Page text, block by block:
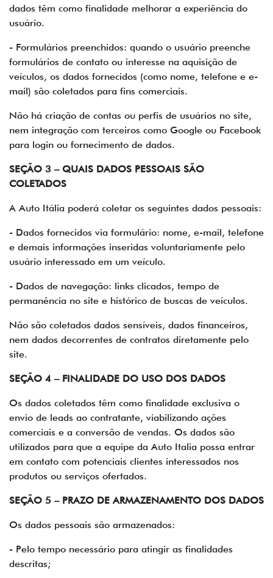
dados têm como finalidade melhorar a experiência do
usuário.
- Formulários preenchidos: quando o usuário preenche
formulários de contato ou interesse na aquisição de
veículos, os dados fornecidos (como nome, telefone e e-
mail) são coletados para fins comerciais.
Não há criação de contas ou perfis de usuários no site,
nem integração com terceiros como Google ou Facebook
para login ou fornecimento de dados.
SEÇÃO 3 – QUAIS DADOS PESSOAIS SÃO
COLETADOS
A Auto Itália poderá coletar os seguintes dados pessoais:
- Dados fornecidos via formulário: nome, e-mail, telefone
e demais informações inseridas voluntariamente pelo
usuário interessado em um veículo.
- Dados de navegação: links clicados, tempo de
permanência no site e histórico de buscas de veículos.
Não são coletados dados sensíveis, dados financeiros,
nem dados decorrentes de contratos diretamente pelo
site.
SEÇÃO 4 – FINALIDADE DO USO DOS DADOS
Os dados coletados têm como finalidade exclusiva o
envio de leads ao contratante, viabilizando ações
comerciais e a conversão de vendas. Os dados são
utilizados para que a equipe da Auto Italia possa entrar
em contato com potenciais clientes interessados nos
produtos ou serviços ofertados.
SEÇÃO 5 – PRAZO DE ARMAZENAMENTO DOS DADOS
Os dados pessoais são armazenados:
- Pelo tempo necessário para atingir as finalidades
descritas;